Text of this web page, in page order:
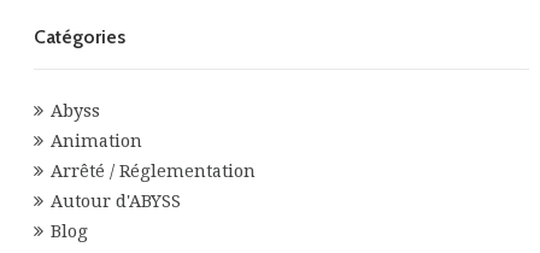
Catégories
Abyss
Animation
Arrêté / Réglementation
Autour d'ABYSS
Blog